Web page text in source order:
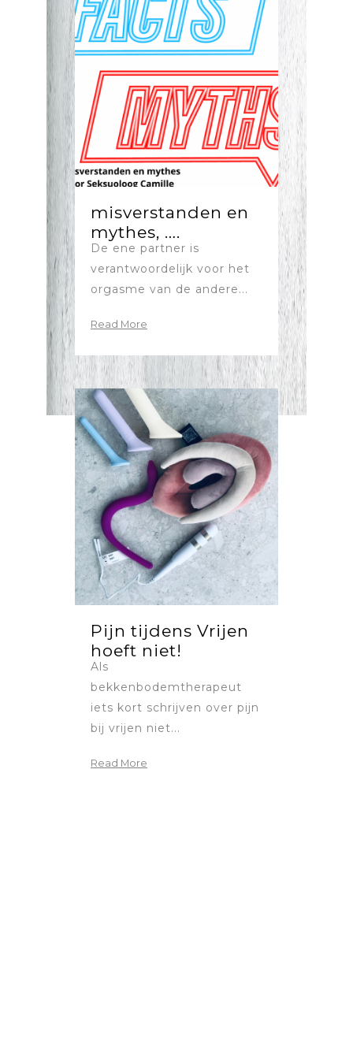
misverstanden en
mythes, ….
De ene partner is
verantwoordelijk voor het
orgasme van de andere...
Read More
Pijn tijdens Vrijen
hoeft niet!
Als
bekkenbodemtherapeut
iets kort schrijven over pijn
bij vrijen niet...
Read More